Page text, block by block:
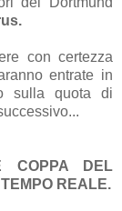
con certezza
entrate in
sulla quota di
COPPA DEL
REALE.